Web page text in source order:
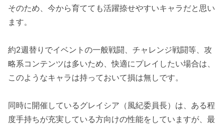
そのため、今から育てても活躍捺せやすいキャラだと思い
ます。
約2週替りでイベントの一般戦闘、チャレンジ戦闘等、攻
略系コンテンツは多いため、快適にプレイしたい場合は、
このようなキャラは持っておいて損は無しです。
同時に開催しているグレイシア（風紀委員長）は、ある程
度手持ちが充実している方向けの性能をしていますが、最